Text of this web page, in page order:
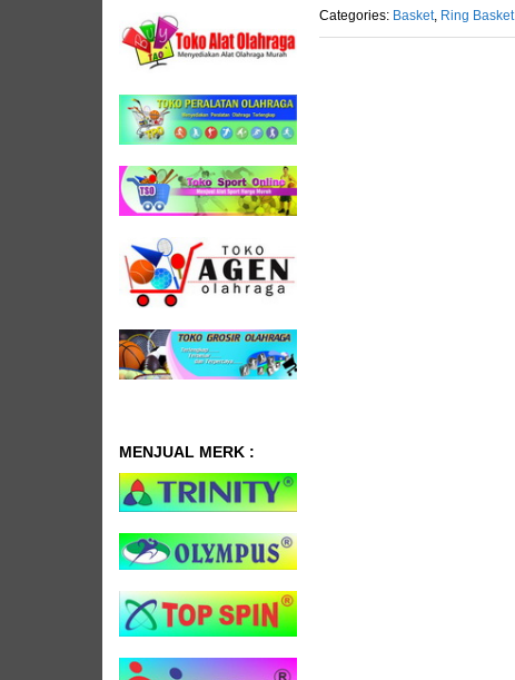
Categories: Basket, Ring Basket
MENJUAL MERK :